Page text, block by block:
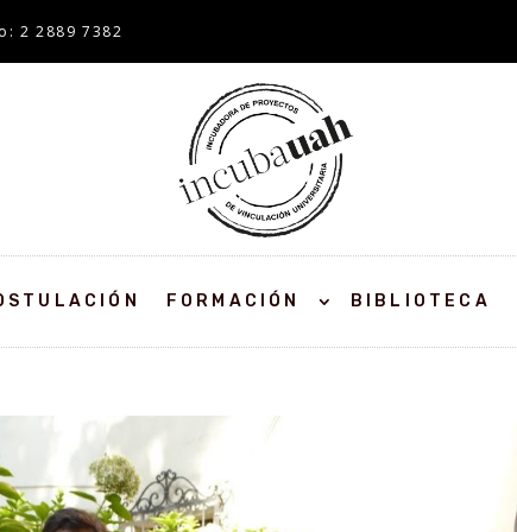
2 2889 7382
FORMACIÓN BIBLIOTECA